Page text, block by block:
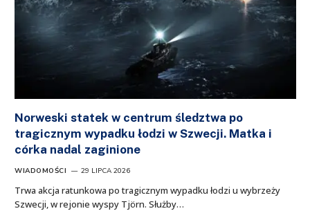
Norweski statek w centrum śledztwa po
tragicznym wypadku łodzi w Szwecji. Matka i
córka nadal zaginione
WIADOMOŚCI 29 LIPCA 2026
Trwa akcja ratunkowa po tragicznym wypadku łodzi u wybrzeży
Szwecji, w rejonie wyspy Tjörn. Służby…